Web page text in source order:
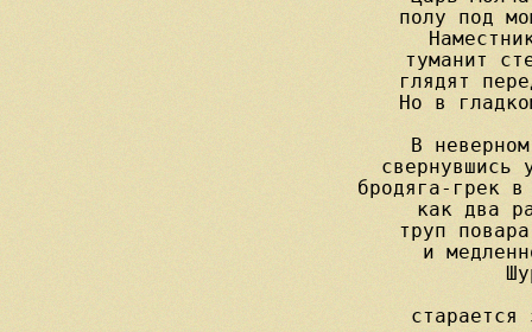
полу под
туманит
глядят
Но в
В
бродяга-грек
как два
труп
и